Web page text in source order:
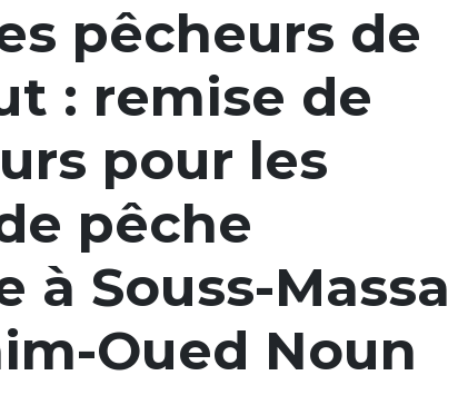
pêcheurs de
: remise de
pour les
pêche
à Souss-Massa
Oued Noun